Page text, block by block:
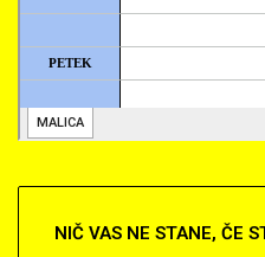
NIČ VAS NE STANE, ČE